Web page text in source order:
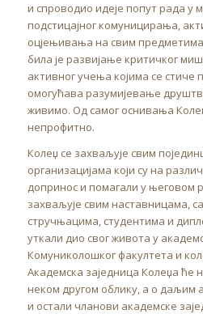
и спроводио идеје попут рада у
подстицајног комуницирања,
оцјењивања на свим предметима
била је развијање критичког
активног учења којима се
омогућава разумијевање
живимо. Од самог оснивања
непрофитно.
Колеџ се захваљује свим
организацијама који су на
допринос и помагали у његовом
захваљује свим наставницама,
стручњацима, студентима и
уткали дио свог живота у
Комуниколошког факултета и
Академска заједница Колеџа ће
неком другом облику, а о даљим
и остали чланови академске